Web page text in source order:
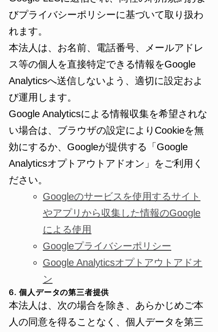
びプライバシーポリシーに基づいて取り扱わ
れます。
本法人は、お名前、電話番号、メールアドレ
ス等の個人を直接特定できる情報をGoogle
Analyticsへ送信しないよう、適切に設定およ
び運用します。
Google Analyticsによる情報収集を希望されな
い場合は、ブラウザの設定によりCookieを無
効にするか、Googleが提供する「Google
Analyticsオプトアウトアドオン」をご利用く
ださい。
Googleのサービスを使用するサイト
やアプリから収集した情報のGoogle
による使用
Googleプライバシーポリシー
Google Analyticsオプトアウトアドオ
ン
6. 個人データの第三者提供
本法人は、次の場合を除き、あらかじめご本
人の同意を得ることなく、個人データを第三